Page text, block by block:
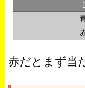
赤だとまず当